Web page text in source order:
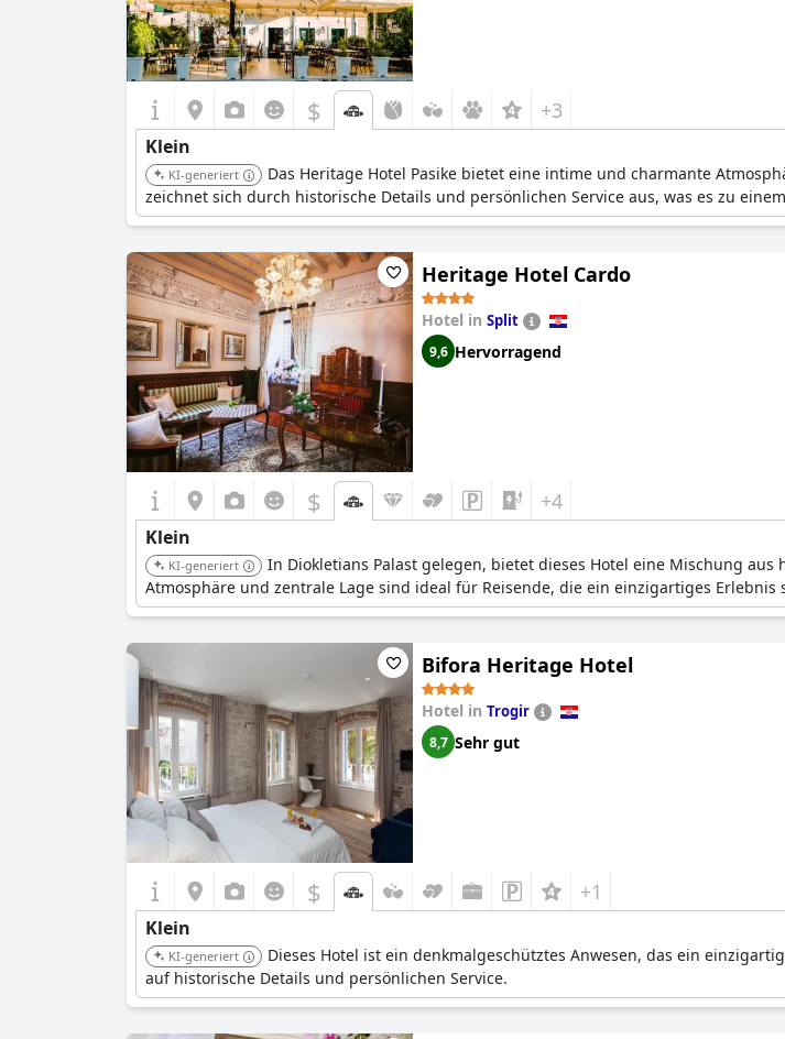
$ +3
Klein
KI-generiert
Das Heritage Hotel Pasike bietet eine intime und charmante
zeichnet sich durch historische Details und persönlichen Service aus, was es zu
Heritage Hotel Cardo
Hotel in Split
9,6 Hervorragend
$ +4
Klein
KI-generiert
In Diokletians Palast gelegen, bietet dieses Hotel eine Mischung
Atmosphäre und zentrale Lage sind ideal für Reisende, die ein einzigartiges Erlebnis
Bifora Heritage Hotel
Hotel in Trogir
8,7 Sehr gut
$ +1
Klein
KI-generiert
Dieses Hotel ist ein denkmalgeschütztes Anwesen, das ein
auf historische Details und persönlichen Service.